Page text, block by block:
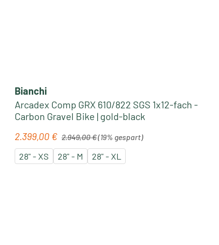
Bianchi
Arcadex Comp GRX 610/822 SGS 1x12-fach -
Carbon Gravel Bike | gold-black
Verkaufspreis:
2.399,00 € Regulärer Preis:
2.949,00 €(19% gespart)
28" - XS 28" - M 28" - XL